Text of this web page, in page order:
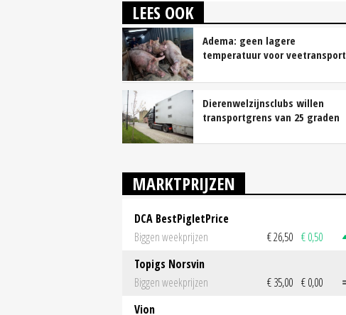
LEES OOK
Adema: geen lagere
temperatuur voor veetransport
Dierenwelzijnsclubs willen
transportgrens van 25 graden
MARKTPRIJZEN
DCA BestPigletPrice
Biggen weekprijzen
€ 26,50 € 0,50
Topigs Norsvin
Biggen weekprijzen
€ 35,00 € 0,00
Vion